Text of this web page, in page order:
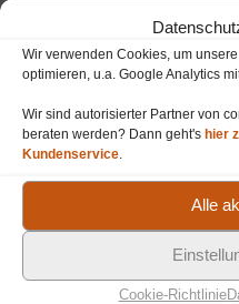
Wir verwenden Cookies, um
optimieren, u.a. Google Analytics
Wir sind autorisierter Partner von
beraten werden? Dann geht's hier
Kundenservice
Alle
Cookie-Richtlinie
Datentarife (Vertrag /
SMARTPHONES UND TABLETS
Handy mit Vertrag von
Tablets (Tablet-PC) mit